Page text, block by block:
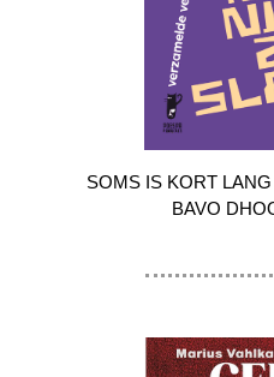
SOMS IS KORT
BAVO